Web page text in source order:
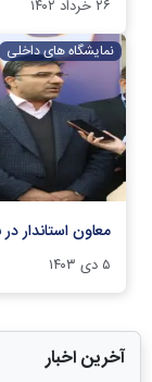
۲۶ خرداد ۱۴۰۲
نمایشگاه های داخلی
معاون استاندار
۵ دی ۱۴۰۳
آخرین اخبار